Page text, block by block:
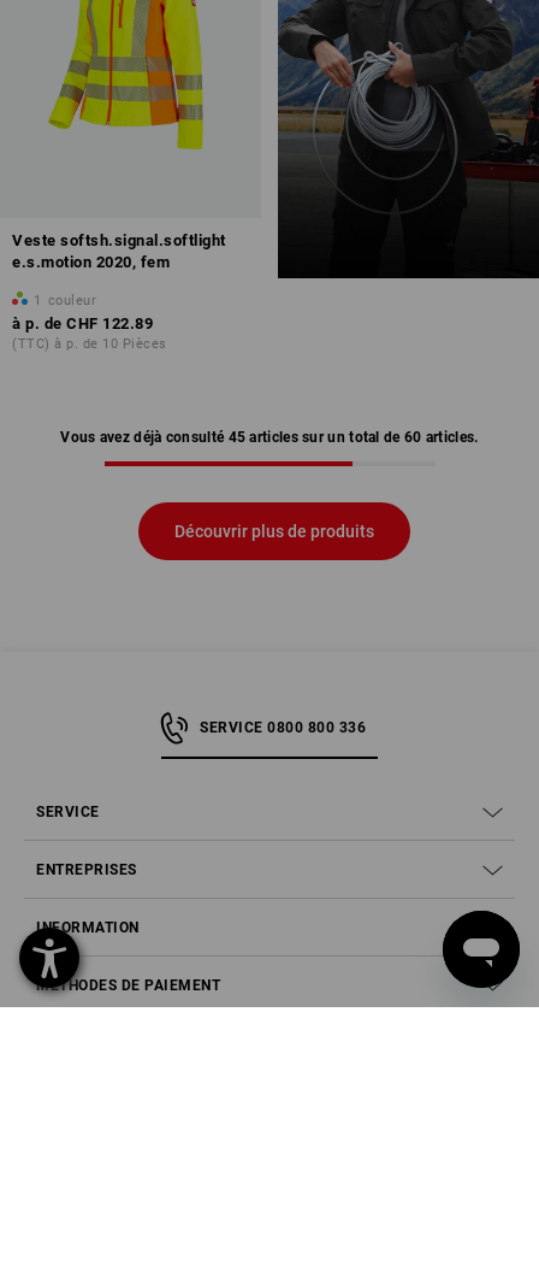
Veste softsh.signal.softlight
e.s.motion 2020, fem
1 couleur
à p. de CHF 122.89
(TTC) à p. de 10 Pièces
Vous avez déjà consulté 45 articles sur un total de 60 articles.
Découvrir plus de produits
SERVICE 0800 800 336
SERVICE
ENTREPRISES
INFORMATION
MÉTHODES DE PAIEMENT